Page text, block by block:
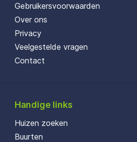
Gebruikersvoorwaarden
Over ons
Privacy
Veelgestelde vragen
Contact
Handige links
Huizen zoeken
Buurten